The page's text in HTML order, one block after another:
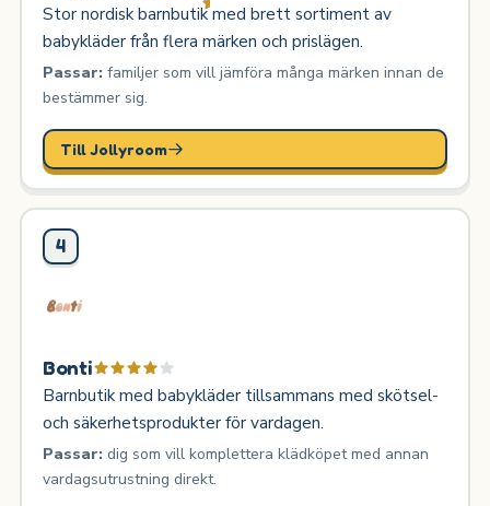
Stor nordisk barnbutik med brett sortiment av
babykläder från flera märken och prislägen.
Passar:familjer som vill jämföra många märken innan de
bestämmer sig.
Till Jollyroom
4
Bonti
Barnbutik med babykläder tillsammans med skötsel-
och säkerhetsprodukter för vardagen.
Passar:dig som vill komplettera klädköpet med annan
vardagsutrustning direkt.